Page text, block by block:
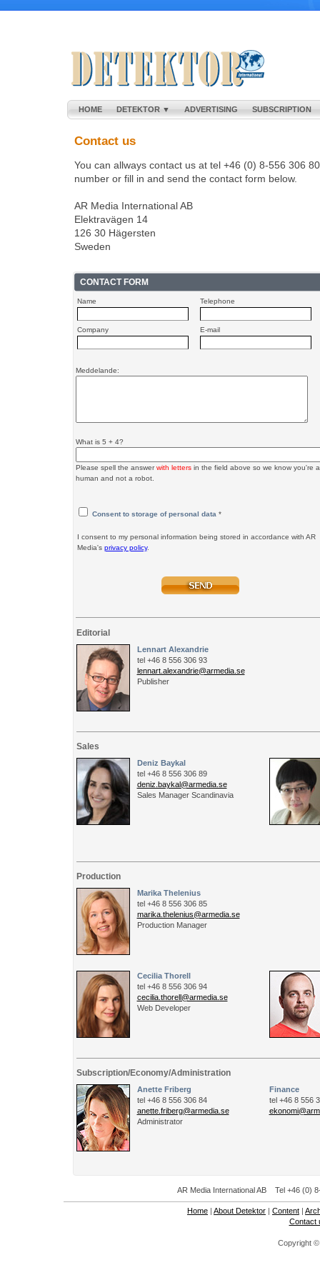
HOME DETEKTOR ▼ ADVERTISING SUBSCRIPTION
Contact us
You can allways contact us at tel +46 (0) 8-556 306
number or fill in and send the contact form below.
AR Media International AB
Elektravägen 14
126 30 Hägersten
Sweden
CONTACT FORM
Name Telephone
Company E-mail
Meddelande:
What is 5 + 4?
Please spell the answerwith lettersin the field above so we know you're a
human and not a robot.
Consent to storage of personal data *
I consent to my personal information being stored in accordance with AR
Media's privacy policy.
Editorial
Lennart Alexandrie
tel +46 8 556 306 93
lennart.alexandrie@armedia.se
Publisher
Sales
Deniz Baykal
tel +46 8 556 306 89
deniz.baykal@armedia.se
Sales Manager Scandinavia
Production
Marika Thelenius
tel +46 8 556 306 85
marika.thelenius@armedia.se
Production Manager
Cecilia Thorell
tel +46 8 556 306 94
cecilia.thorell@armedia.se
Web Developer
Subscription/Economy/Administration
Anette Friberg
tel +46 8 556 306 84
anette.friberg@armedia.se
Administrator
Finance
tel +46 8 556
AR Media International AB Tel +46 (0)
Home | About Detektor | Content |
Contact
Copyright ©